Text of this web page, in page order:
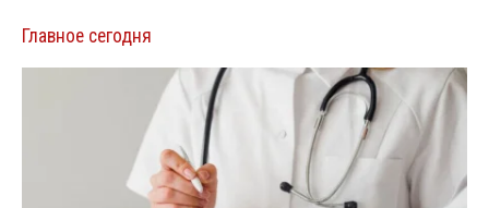
Главное сегодня